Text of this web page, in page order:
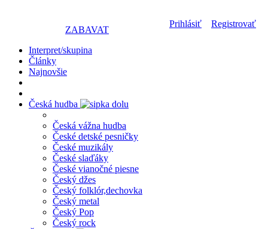
Prihlásiť Registrovať
ZABAVAT
Interpret/skupina
Články
Najnovšie
Česká hudba
Česká vážna hudba
České detské pesničky
České muzikály
České slaďáky
České vianočné piesne
Český džes
Český folklór,dechovka
Český metal
Český Pop
Český rock